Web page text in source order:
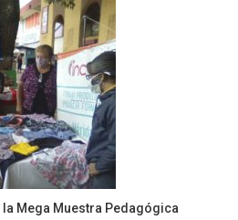
la Mega Muestra Pedagógica